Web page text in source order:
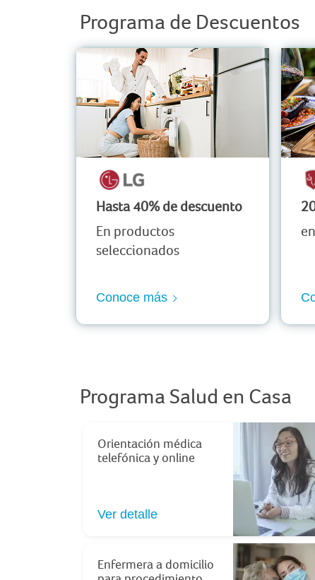
Programa de Descuentos
Hasta 40% de descuento
En productos
seleccionados
Conoce más
Programa Salud en Casa
Orientación médica
telefónica y online
Ver detalle
Enfermera a domicilio